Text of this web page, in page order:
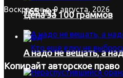
Воскресенье, 9 августа, 2026
Вход
Цена за 100 граммов
А надо не вещать, а
165 лет
Копирайт авторское право